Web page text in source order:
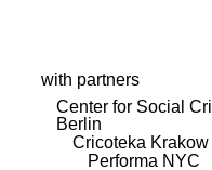
with partners
Center for Social
Berlin
Cricoteka Krakow
Performa NYC